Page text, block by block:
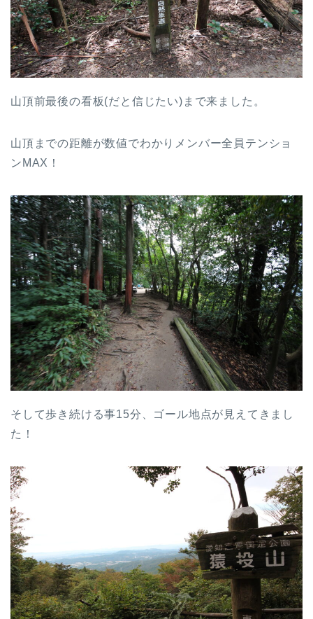
山頂前最後の看板(だと信じたい)まで来ました。
山頂までの距離が数値でわかりメンバー全員テンショ
ンMAX！
そして歩き続ける事15分、ゴール地点が見えてきまし
た！